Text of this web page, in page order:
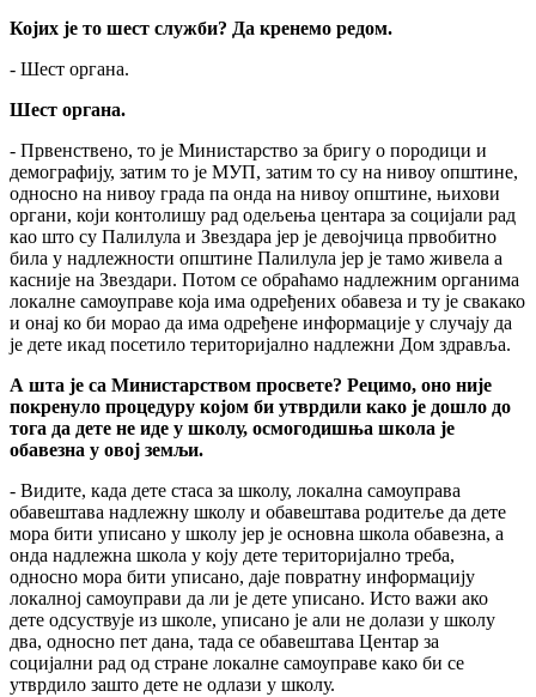
Којих је то шест служби? Да кренемо редом.
- Шест органа.
Шест органа.
- Првенствено, то је Министарство за бригу о породици и
демографију, затим то је МУП, затим то су на нивоу општине,
односно на нивоу града па онда на нивоу општине, њихови
органи, који контолишу рад одељења центара за социјали рад
као што су Палилула и Звездара јер је девојчица првобитно
била у надлежности општине Палилула јер је тамо живела а
касније на Звездари. Потом се обраћамо надлежним органима
локалне самоуправе која има одређених обавеза и ту је свакако
и онај ко би морао да има одређене информације у случају да
је дете икад посетило територијално надлежни Дом здравља.
А шта је са Министарством просвете? Рецимо, оно није
покренуло процедуру којом би утврдили како је дошло до
тога да дете не иде у школу, осмогодишња школа је
обавезна у овој земљи.
- Видите, када дете стаса за школу, локална самоуправа
обавештава надлежну школу и обавештава родитеље да дете
мора бити уписано у школу јер је основна школа обавезна, а
онда надлежна школа у коју дете територијално треба,
односно мора бити уписано, даје повратну информацију
локалној самоуправи да ли је дете уписано. Исто важи ако
дете одсуствује из школе, уписано је али не долази у школу
два, односно пет дана, тада се обавештава Центар за
социјални рад од стране локалне самоуправе како би се
утврдило зашто дете не одлази у школу.